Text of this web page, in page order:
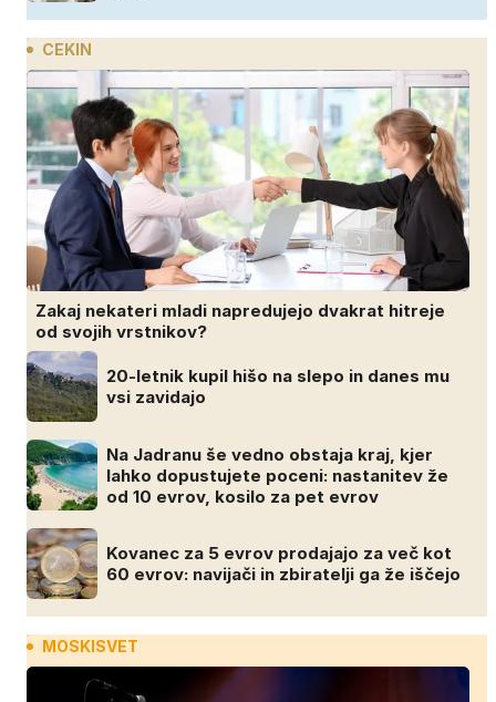
CEKIN
Zakaj nekateri mladi napredujejo dvakrat hitreje
od svojih vrstnikov?
20-letnik kupil hišo na slepo in danes mu
vsi zavidajo
Na Jadranu še vedno obstaja kraj, kjer
lahko dopustujete poceni: nastanitev že
od 10 evrov, kosilo za pet evrov
Kovanec za 5 evrov prodajajo za več kot
60 evrov: navijači in zbiratelji ga že iščejo
MOSKISVET